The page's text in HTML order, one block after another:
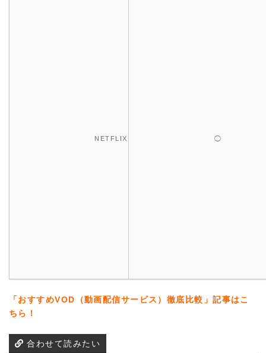
NETFLIX ◯
「おすすめVOD（動画配信サービス）徹底比較」記事はこ
ちら！
合わせて読みたい